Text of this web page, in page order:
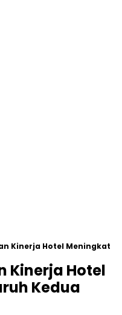
Kinerja Hotel Meningkat
Kinerja Hotel
Kedua